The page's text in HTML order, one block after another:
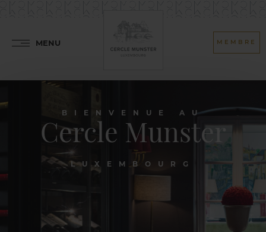
MENU MEMBRE
BIENVENUE AU
Cercle Munster
LUXEMBOURG